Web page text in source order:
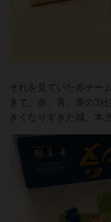
それを見ていた赤チー
きて、赤、青、黄の3
きくなりすぎた城、本